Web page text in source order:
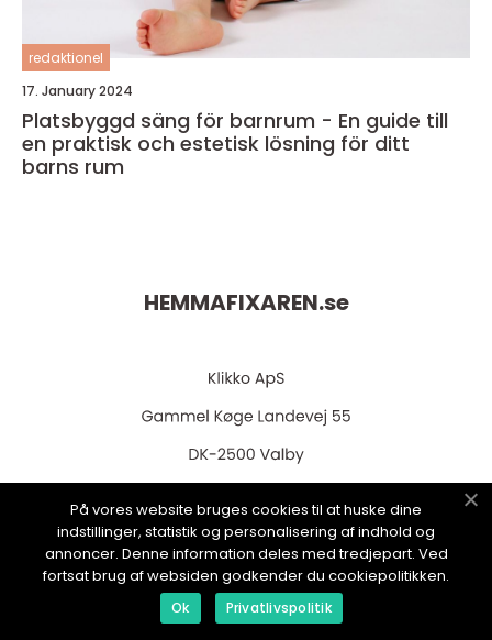
redaktionel
17. January 2024
Platsbyggd säng för barnrum - En guide till
en praktisk och estetisk lösning för ditt
barns rum
HEMMAFIXAREN.se
web:www.klikko.dk
På vores website bruges cookies til at huske dine
indstillinger, statistik og personalisering af indhold og
annoncer. Denne information deles med tredjepart. Ved
fortsat brug af websiden godkender du cookiepolitikken.
Ok Privatlivspolitik